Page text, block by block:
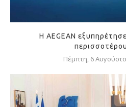
Η AEGEAN
Πέμπτη, 6